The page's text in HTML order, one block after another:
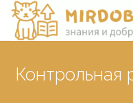
Контрольная